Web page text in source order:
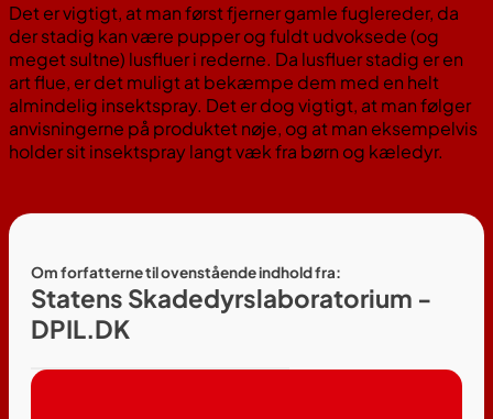
Det er vigtigt, at man først fjerner gamle fuglereder, da
der stadig kan være pupper og fuldt udvoksede (og
meget sultne) lusfluer i rederne. Da lusfluer stadig er en
art flue, er det muligt at bekæmpe dem med en helt
almindelig insektspray. Det er dog vigtigt, at man følger
anvisningerne på produktet nøje, og at man eksempelvis
holder sit insektspray langt væk fra børn og kæledyr.
Om forfatterne til ovenstående indhold fra:
Statens Skadedyrslaboratorium -
DPIL.DK